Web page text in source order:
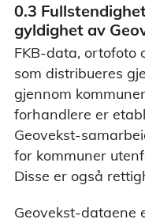
0.3
gyldighet av
FKB-data, ortofoto
som distribueres
gjennom
forhandlere er
Geovekst-
for kommuner
Disse er også
Geovekst-dataene